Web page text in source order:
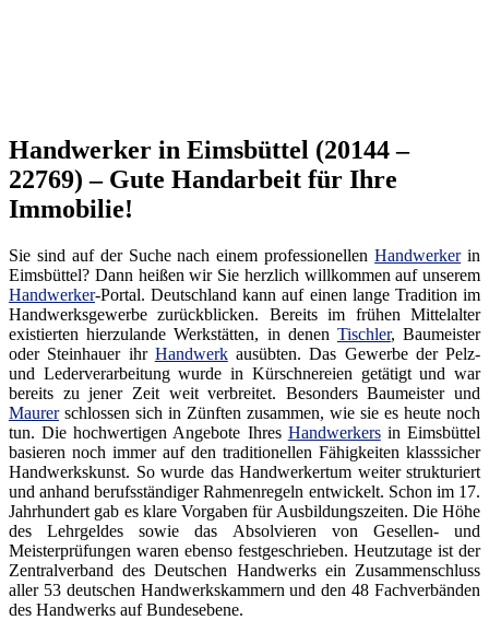
Handwerker in Eimsbüttel (20144 –
22769) – Gute Handarbeit für Ihre
Immobilie!
Sie sind auf der Suche nach einem professionellenHandwerkerin
Eimsbüttel? Dann heißen wir Sie herzlich willkommen auf unserem
Handwerker-Portal. Deutschland kann auf einen lange Tradition im
Handwerksgewerbe zurückblicken. Bereits im frühen Mittelalter
existierten hierzulande Werkstätten, in denen Tischler, Baumeister
oder Steinhauer ihr Handwerkausübten. Das Gewerbe der Pelz-
und Lederverarbeitung wurde in Kürschnereien getätigt und war
bereits zu jener Zeit weit verbreitet. Besonders Baumeister und
Maurerschlossen sich in Zünften zusammen, wie sie es heute noch
tun. Die hochwertigen Angebote Ihres Handwerkersin Eimsbüttel
basieren noch immer auf den traditionellen Fähigkeiten klasssicher
Handwerkskunst. So wurde das Handwerkertum weiter strukturiert
und anhand berufsständiger Rahmenregeln entwickelt. Schon im 17.
Jahrhundert gab es klare Vorgaben für Ausbildungszeiten. Die Höhe
des Lehrgeldes sowie das Absolvieren von Gesellen- und
Meisterprüfungen waren ebenso festgeschrieben. Heutzutage ist der
Zentralverband des Deutschen Handwerks ein Zusammenschluss
aller 53 deutschen Handwerkskammern und den 48 Fachverbänden
des Handwerks auf Bundesebene.